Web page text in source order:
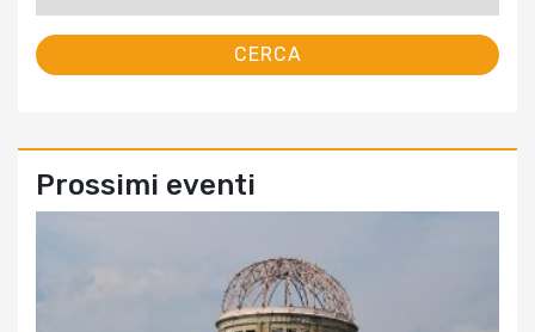
Prossimi eventi